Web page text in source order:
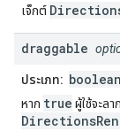
เจ็กต์
draggable
ประเภท: boolean
หาก true ผู้ใช้จะล